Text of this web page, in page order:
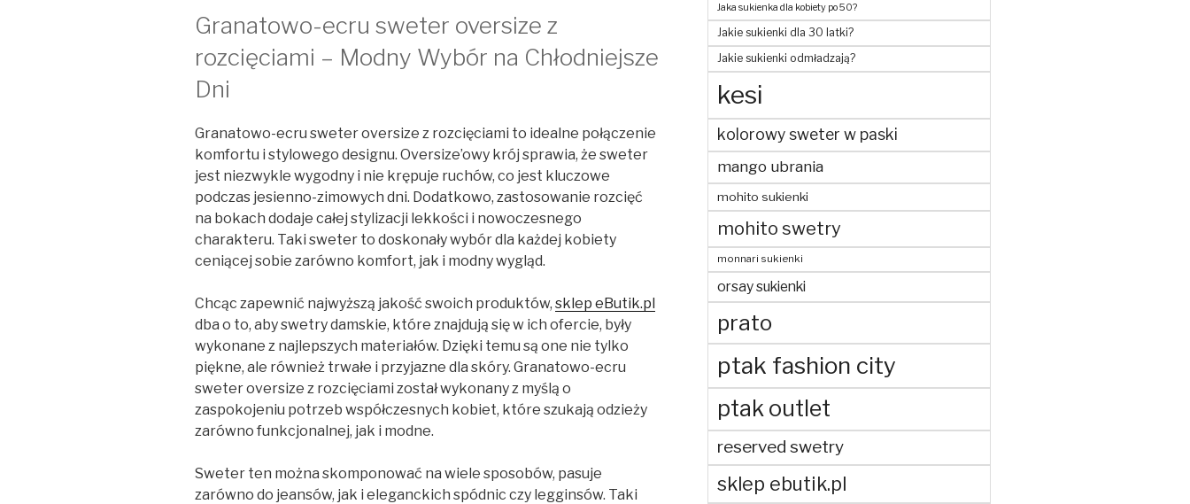
Granatowo-ecru sweter oversize z
rozcięciami – Modny Wybór na Chłodniejsze
Dni
Granatowo-ecru sweter oversize z rozcięciami to idealne połączenie
komfortu i stylowego designu. Oversize’owy krój sprawia, że sweter
jest niezwykle wygodny i nie krępuje ruchów, co jest kluczowe
podczas jesienno-zimowych dni. Dodatkowo, zastosowanie rozcięć
na bokach dodaje całej stylizacji lekkości i nowoczesnego
charakteru. Taki sweter to doskonały wybór dla każdej kobiety
ceniącej sobie zarówno komfort, jak i modny wygląd.
Chcąc zapewnić najwyższą jakość swoich produktów, sklep eButik.pl
dba o to, aby swetry damskie, które znajdują się w ich ofercie, były
wykonane z najlepszych materiałów. Dzięki temu są one nie tylko
piękne, ale również trwałe i przyjazne dla skóry. Granatowo-ecru
sweter oversize z rozcięciami został wykonany z myślą o
zaspokojeniu potrzeb współczesnych kobiet, które szukają odzieży
zarówno funkcjonalnej, jak i modne.
Sweter ten można skomponować na wiele sposobów, pasuje
zarówno do jeansów, jak i eleganckich spódnic czy legginsów. Taki
Jaka sukienka dla kobiety po 50?
Jakie sukienki dla 30 latki?
Jakie sukienki odmładzają?
kesi
kolorowy sweter w paski
mango ubrania
mohito sukienki
mohito swetry
monnari sukienki
orsay sukienki
prato
ptak fashion city
ptak outlet
reserved swetry
sklep ebutik.pl